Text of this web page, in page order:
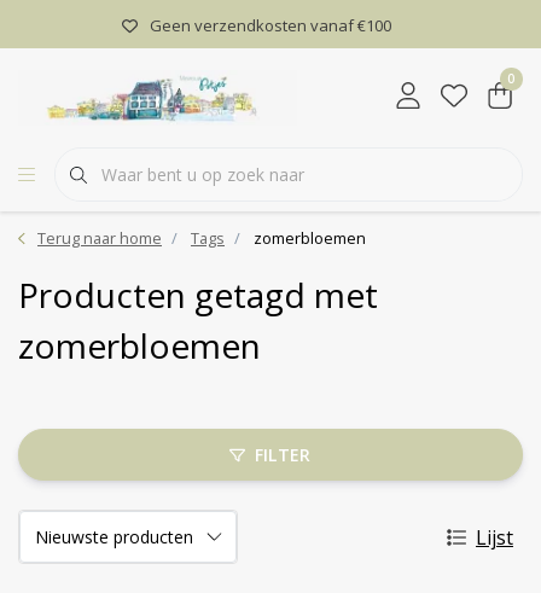
Geen verzendkosten vanaf €100
0
Terug naar home Tags zomerbloemen
Producten getagd met
zomerbloemen
FILTER
Lijst